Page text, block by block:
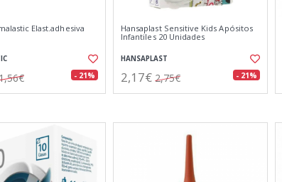
Elast.adhesiva
- 21%
Hansaplast Sensitive Kids Apósitos
Infantiles 20 Unidades
HANSAPLAST
2,17€ 2,75€ - 21%